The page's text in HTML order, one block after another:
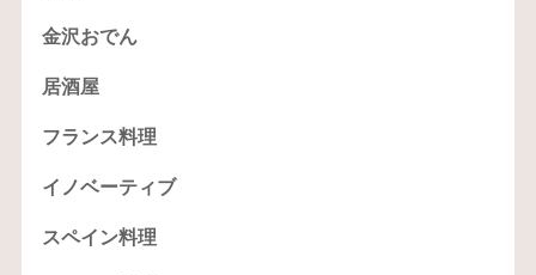
金沢おでん
居酒屋
フランス料理
イノベーティブ
スペイン料理